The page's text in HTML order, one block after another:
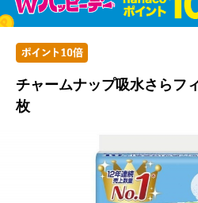
チャームナップ吸水さらフ
枚